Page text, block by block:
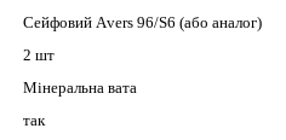
Сейфовий Аvers 96/S6 (або аналог)
2 шт
Mінeрaльнa вaтa
так